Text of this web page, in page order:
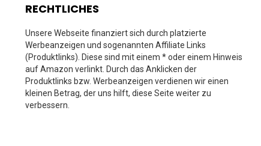
RECHTLICHES
Unsere Webseite finanziert sich durch platzierte
Werbeanzeigen und sogenannten Affiliate Links
(Produktlinks). Diese sind mit einem * oder einem Hinweis
auf Amazon verlinkt. Durch das Anklicken der
Produktlinks bzw. Werbeanzeigen verdienen wir einen
kleinen Betrag, der uns hilft, diese Seite weiter zu
verbessern.